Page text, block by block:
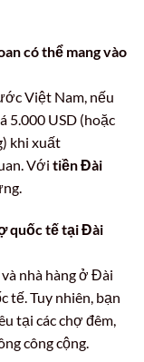
có thể mang vào
Việt Nam, nếu
5.000 USD (hoặc
khi xuất
Với tiền Đài
quốc tế tại Đài
nhà hàng ở Đài
tế. Tuy nhiên, bạn
tại các chợ đêm,
công cộng.